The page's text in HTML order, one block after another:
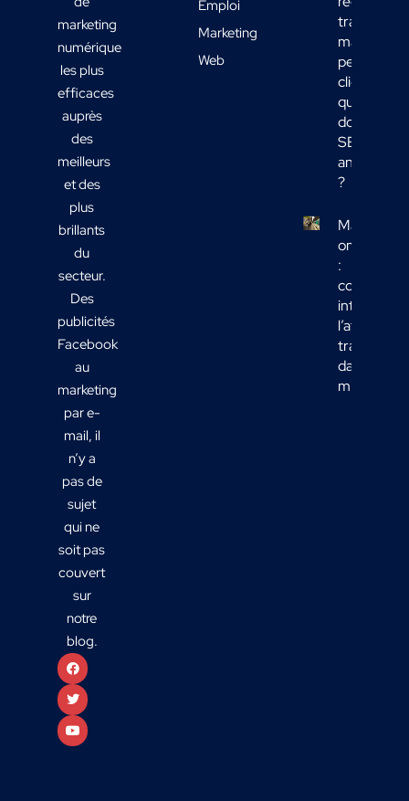
marketing
numérique
les plus
efficaces
auprès
des
meilleurs
et des
plus
brillants
du
secteur.
Des
publicités
Facebook
au
marketing
par e-
mail, il
n’y a
pas de
sujet
qui ne
soit pas
couvert
sur
notre
blog.
Emploi
Marketing
Web
trafic
mais
peu de
clients :
quelles
données
SEO
analyser
?
Marketing
omnicanal
:
comment
intégrer
l’affichage
transport
dans votre
mix média